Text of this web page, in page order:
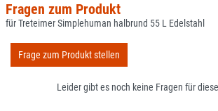
Fragen zum Produkt
für Treteimer Simplehuman halbrund 55 L Edelstahl
Frage zum Produkt stellen
Leider gibt es noch keine Fragen für